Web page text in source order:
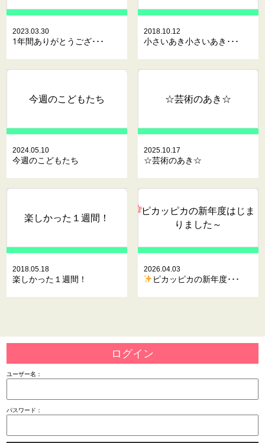
2023.03.30
1年間ありがとうござ･･･
2018.10.12
小さいあき小さいあき･･･
今週のこどもたち
2024.05.10
今週のこどもたち
☆芸術のあき☆
2025.10.17
☆芸術のあき☆
楽しかった１週間！
2018.05.18
楽しかった１週間！
ピカッピカの新年度はじま
りました～
2026.04.03
ピカッピカの新年度･･･
ログイン
ユーザー名：
パスワード：